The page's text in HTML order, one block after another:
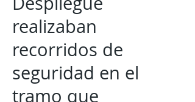
realizaban
recorridos de
seguridad en el
tramo que